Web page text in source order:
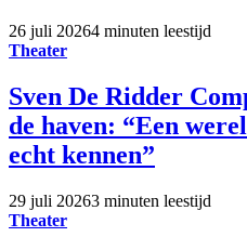
26 juli 20264 minuten leestijd
Theater
Sven De Ridder
de haven: “Een
echt kennen”
29 juli 20263 minuten leestijd
Theater